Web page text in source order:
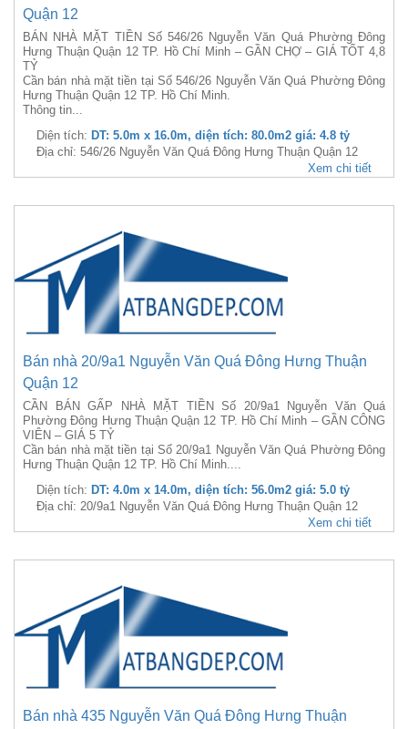
Quận 12
BÁN NHÀ MẶT TIỀN Số 546/26 Nguyễn Văn Quá Phường Đông
Hưng Thuận Quận 12 TP. Hồ Chí Minh – GẦN CHỢ – GIÁ TỐT 4,8
TỶ
Cần bán nhà mặt tiền tại Số 546/26 Nguyễn Văn Quá Phường Đông
Hưng Thuận Quận 12 TP. Hồ Chí Minh.
Thông tin...
Diện tích: DT: 5.0m x 16.0m, diện tích: 80.0m2 giá: 4.8 tỷ
Địa chỉ: 546/26 Nguyễn Văn Quá Đông Hưng Thuận Quận 12
Xem chi tiết
Bán nhà 20/9a1 Nguyễn Văn Quá Đông Hưng Thuận
Quận 12
CẦN BÁN GẤP NHÀ MẶT TIỀN Số 20/9a1 Nguyễn Văn Quá
Phường Đông Hưng Thuận Quận 12 TP. Hồ Chí Minh – GẦN CÔNG
VIÊN – GIÁ 5 TỶ
Cần bán nhà mặt tiền tại Số 20/9a1 Nguyễn Văn Quá Phường Đông
Hưng Thuận Quận 12 TP. Hồ Chí Minh....
Diện tích: DT: 4.0m x 14.0m, diện tích: 56.0m2 giá: 5.0 tỷ
Địa chỉ: 20/9a1 Nguyễn Văn Quá Đông Hưng Thuận Quận 12
Xem chi tiết
Bán nhà 435 Nguyễn Văn Quá Đông Hưng Thuận